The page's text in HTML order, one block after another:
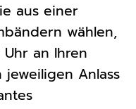
aus einer
wählen,
an Ihren
Anlass